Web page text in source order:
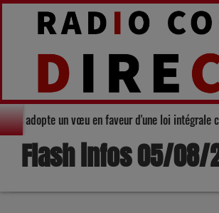
du Gers adopte un vœu en faveur
Flash infos 05/08/